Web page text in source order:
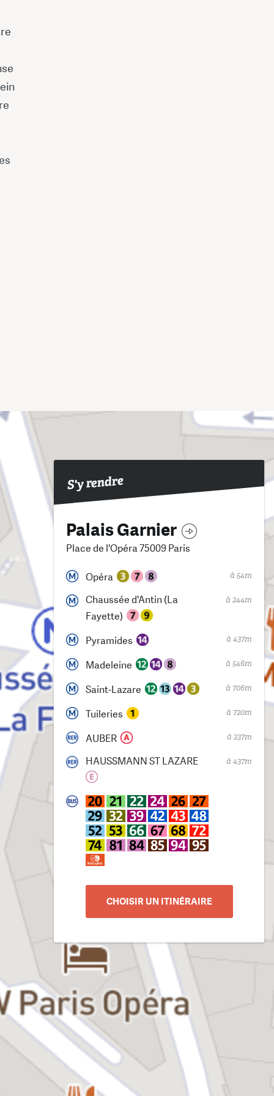
S'y rendre
Palais Garnier
Place de l'Opéra 75009 Paris
Opéra à 54m
Chaussée d'Antin (La
Fayette)
à 244m
Pyramides à 437m
Madeleine à 546m
Saint-Lazare à 706m
Tuileries à 720m
AUBER à 237m
HAUSSMANN ST LAZARE à 437m
CHOISIR UN ITINÉRAIRE